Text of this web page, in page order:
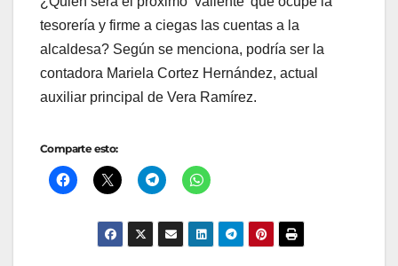
tesorería y firme a ciegas las cuentas a la
alcaldesa? Según se menciona, podría ser la
contadora Mariela Cortez Hernández, actual
auxiliar principal de Vera Ramírez.
Comparte esto: